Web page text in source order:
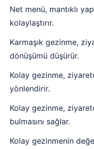
Net menü, mantıklı
kolaylaştırır.
Karmaşık gezinme,
dönüşümü düşürür.
Kolay gezinme,
yönlendirir.
Kolay gezinme,
bulmasını sağlar.
Kolay gezinmenin